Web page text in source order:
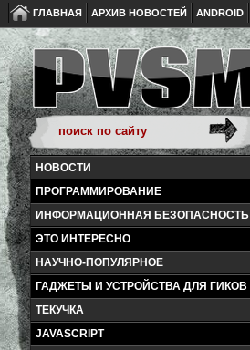
ГЛАВНАЯ АРХИВ НОВОСТЕЙ ANDROID
НОВОСТИ
ПРОГРАММИРОВАНИЕ
ИНФОРМАЦИОННАЯ БЕЗОПАСНОСТЬ
ЭТО ИНТЕРЕСНО
НАУЧНО-ПОПУЛЯРНОЕ
ГАДЖЕТЫ И УСТРОЙСТВА ДЛЯ ГИКОВ
ТЕКУЧКА
JAVASCRIPT